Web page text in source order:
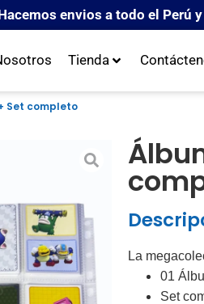
envios a todo el Perú
Tienda
Set completo
La
01
Set